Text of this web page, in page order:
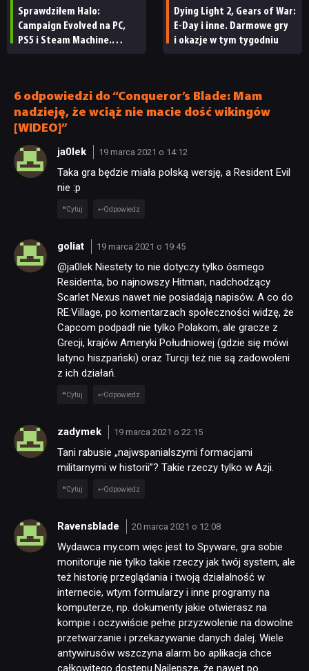
DYSKUSJE
SKLEP
Sprawdziłem Halo:
Campaign Evolved na PC,
PS5 i Steam Machine.
Dying Light 2, Gears of War:
E-Day i inne. Darmowe gry
i okazje w tym tygodniu
6 odpowiedzi do “Conqueror’s Blade: Mam
nadzieję, że wciąż nie macie dość wikingów
[WIDEO]”
ja0lek 19 marca 2021 o 14:12
Taka gra będzie miała polską wersję, a Resident Evil
nie :p
Cytuj Odpowiedz
goliat 19 marca 2021 o 19:45
@ja0lek Niestety to nie dotyczy tylko ósmego
Residenta, bo najnowszy Hitman, nadchodzący
Scarlet Nexus nawet nie posiadają napisów. A co do
RE:Village, po komentarzach społeczności widzę, że
Capcom podpadł nie tylko Polakom, ale gracze z
Grecji, krajów Ameryki Południowej (gdzie się mówi
latyno hiszpański) oraz Turcji też nie są zadowoleni
z ich działań.
Cytuj Odpowiedz
zadymek 19 marca 2021 o 22:15
Tani rabusie „najwspanialszymi formacjami
militarnymi w historii”? Takie rzeczy tylko w Azji.
Cytuj Odpowiedz
Ravensblade 20 marca 2021 o 12:08
Wydawca my.com więc jest to Spyware, gra sobie
monitoruje nie tylko takie rzeczy jak twój system, ale
też historię przeglądania i twoją działalność w
internecie, wtym formularzy i inne programy na
komputerze, np. dokumenty jakie otwierasz na
kompie i oczywiście pełne przyzwolenie na dowolne
przetwarzanie i przekazywanie danych dalej. Wiele
antywirusów wszczyna alarm bo aplikacja chce
całkowitego dostępu.Najlepsze, że nawet po